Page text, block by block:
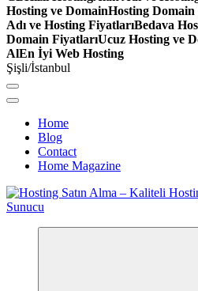
Hosting ve DomainHosting Domain
Adı ve Hosting FiyatlarıBedava
Domain FiyatlarıUcuz Hosting ve
AlEn İyi Web Hosting
Şişli/İstanbul
Home
Blog
Contact
Home Magazine